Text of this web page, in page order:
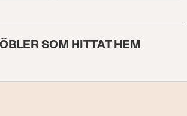
SOM HITTAT HEM